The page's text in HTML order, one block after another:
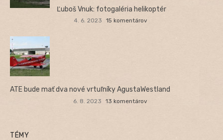
Ľuboš Vnuk: fotogaléria helikoptér
4. 6. 2023 15 komentárov
ATE bude mať dva nové vrtuľníky AgustaWestland
6. 8. 2023 13 komentárov
TÉMY